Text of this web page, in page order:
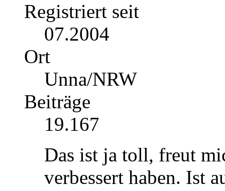
Registriert seit
07.2004
Ort
Unna/NRW
Beiträge
19.167
Das ist ja toll, freut
verbessert haben. Ist